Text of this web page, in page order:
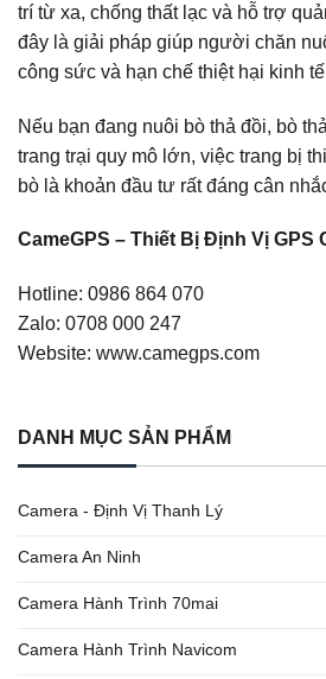
trí từ xa, chống thất lạc và hỗ trợ
đây là giải pháp giúp người chăn
công sức và hạn chế thiệt hại kinh
Nếu bạn đang nuôi bò thả đồi, bò
trang trại quy mô lớn, việc trang bị
bò là khoản đầu tư rất đáng cân
CameGPS – Thiết Bị Định Vị GPS
Hotline: 0986 864 070
Zalo: 0708 000 247
Website: www.camegps.com
DANH MỤC SẢN PHẨM
Camera - Định Vị Thanh Lý
Camera An Ninh
Camera Hành Trình 70mai
Camera Hành Trình Navicom